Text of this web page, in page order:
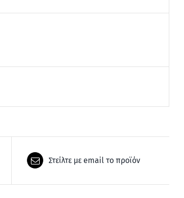
Στείλτε με email το προϊόν